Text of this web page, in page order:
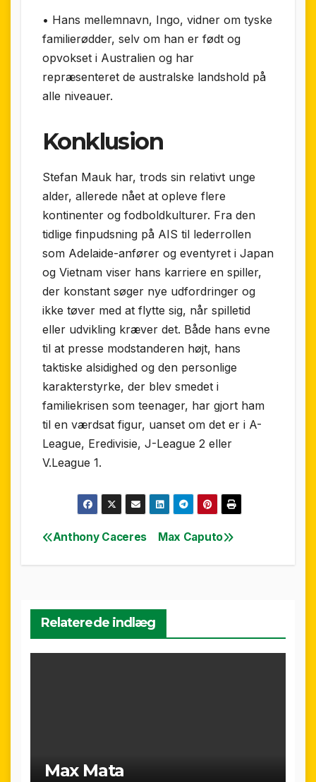
• Hans mellemnavn, Ingo, vidner om tyske
familierødder, selv om han er født og
opvokset i Australien og har
repræsenteret de australske landshold på
alle niveauer.
Konklusion
Stefan Mauk har, trods sin relativt unge
alder, allerede nået at opleve flere
kontinenter og fodboldkulturer. Fra den
tidlige finpudsning på AIS til lederrollen
som Adelaide-anfører og eventyret i Japan
og Vietnam viser hans karriere en spiller,
der konstant søger nye udfordringer og
ikke tøver med at flytte sig, når spilletid
eller udvikling kræver det. Både hans evne
til at presse modstanderen højt, hans
taktiske alsidighed og den personlige
karakterstyrke, der blev smedet i
familiekrisen som teenager, har gjort ham
til en værdsat figur, uanset om det er i A-
League, Eredivisie, J-League 2 eller
V.League 1.
Indlægsnavigation
Max Caputo
Anthony Caceres
Relaterede indlæg
Max Mata